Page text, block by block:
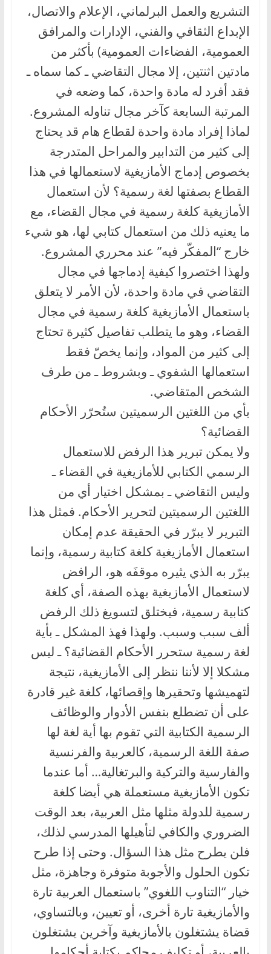
التشريع والعمل البرلماني، الإعلام والاتصال،
الإبداع الثقافي والفني، الإدارات والمرافق
العمومية، الفضاءات العمومية) بأكثر من
مادتين اثنتين، إلا مجال التقاضي ـ كما سماه ـ
فقد أفرد له مادة واحدة، كما وضعه في
المرتبة السابعة كآخر مجال تناوله المشروع.
لماذا إفراد مادة واحدة لقطاع هام قد يحتاج
إلى كثير من التدابير والمراحل المتدرجة
بخصوص إدماج الأمازيغية لاستعمالها في هذا
القطاع بصفتها لغة رسمية؟ لأن استعمال
الأمازيغية كلغة رسمية في مجال القضاء، مع
ما يعنيه ذلك من استعمال كتابي لها، هو شيء
خارج “المفكّر فيه” عند محرري المشروع.
ولهذا اختصروا كيفية إدماجها في مجال
التقاضي في مادة واحدة، لأن الأمر لا يتعلق
باستعمال الأمازيغية كلغة رسمية في مجال
القضاء، وهو ما يتطلب تفاصيل كثيرة تحتاج
إلى كثير من المواد، وإنما يخصّ فقط
استعمالها الشفوي ـ وبشروط ـ من طرف
الشخص المتقاضي.
بأي من اللغتين الرسميتين ستُحرّر الأحكام
القضائية؟
ولا يمكن تبرير هذا الرفض للاستعمال
الرسمي الكتابي للأمازيغية في القضاء ـ
وليس التقاضي ـ بمشكل اختيار أي من
اللغتين الرسميتين لتحرير الأحكام. فمثل هذا
التبرير لا يبرّر في الحقيقة عدم إمكان
استعمال الأمازيغية كلغة كتابية رسمية، وإنما
يبرّر به الذي يثيره موقفَه هو، الرافض
لاستعمال الأمازيغية بهذه الصفة، أي كلغة
كتابية رسمية، فيختلق لتسويغ ذلك الرفض
ألف سبب وسبب. ولهذا فهذ المشكل ـ بأية
لغة رسمية ستحرر الأحكام القضائية؟ ـ ليس
مشكلا إلا لأننا ننظر إلى الأمازيغية، نتيجة
لتهميشها وتحقيرها وإقصائها، كلغة غير قادرة
على أن تضطلع بنفس الأدوار والوظائف
الرسمية الكتابية التي تقوم بها أية لغة لها
صفة اللغة الرسمية، كالعربية والفرنسية
والفارسية والتركية والبرتغالية… أما عندما
تكون الأمازيغية مستعملة هي أيضا كلغة
رسمية للدولة مثلها مثل العربية، بعد الوقت
الضروري والكافي لتأهيلها المدرسي لذلك،
فلن يطرح مثل هذا السؤال. وحتى إذا طرح
تكون الحلول والأجوبة متوفرة وجاهزة، مثل
خيار “التناوب اللغوي” باستعمال العربية تارة
والأمازيغية تارة أخرى، أو تعيين، وبالتساوي،
قضاة يشتغلون بالأمازيغية وآخرين يشتغلون